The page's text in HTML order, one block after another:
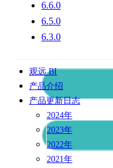
6.6.0
6.5.0
6.3.0
观远 BI
产品介绍
产品更新日志
2024年
2023年
2022年
2021年